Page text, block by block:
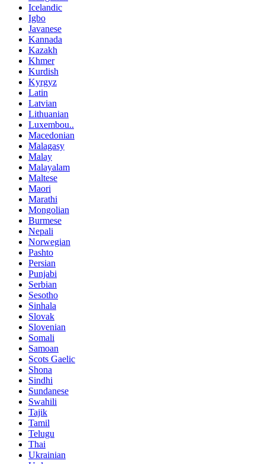
Icelandic
Igbo
Javanese
Kannada
Kazakh
Khmer
Kurdish
Kyrgyz
Latin
Latvian
Lithuanian
Luxembou..
Macedonian
Malagasy
Malay
Malayalam
Maltese
Maori
Marathi
Mongolian
Burmese
Nepali
Norwegian
Pashto
Persian
Punjabi
Serbian
Sesotho
Sinhala
Slovak
Slovenian
Somali
Samoan
Scots Gaelic
Shona
Sindhi
Sundanese
Swahili
Tajik
Tamil
Telugu
Thai
Ukrainian